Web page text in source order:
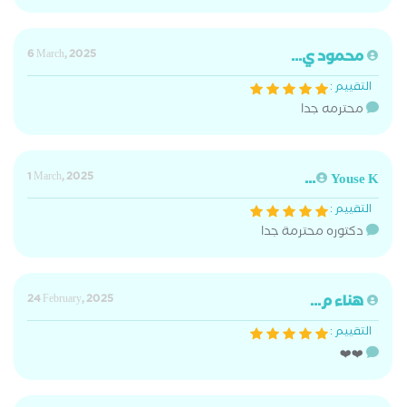
محمود ي...
6 March, 2025
التقييم :
محترمه جدا
Youse K...
1 March, 2025
التقييم :
دكتوره محترمة جدا
هناء م...
24 February, 2025
التقييم :
❤️❤️